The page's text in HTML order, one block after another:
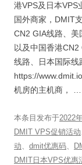
港VPS及日本VPS
国外商家，DMIT
CN2 GIA线路、美
以及中国香港
线路、日本国际线
https://
机房的主机商， …
本条目发布于2022
DMIT VPS促销活动
动、 dmit优惠码、
DMIT日本VPS优惠